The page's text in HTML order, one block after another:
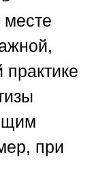
месте
практике
при